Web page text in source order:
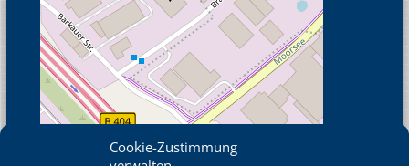
Cookie-Zustimmung